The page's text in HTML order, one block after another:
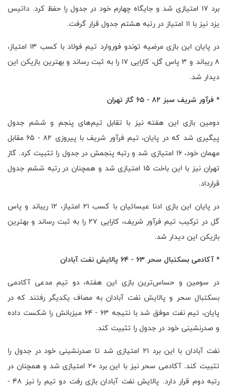
برد ۱۷ امتیازی شد و جایگاه چهارم خود در جدول را حفظ کرد. داتیس
یزد نیز با ۱۱ امتیاز در رتبه هشتم جدول قرار گرفت.
در پایان این بازی مرضیه توندو فوروارد تیم فولاد با کسب ۱۳ امتیاز،
۸ ریباند و ۳ پاس گل، کارایی ۱۷ را به ثبت رساند و بهترین بازیکن این
دیدار شد.
* فرآور شریف سبز ۸۲ - ۶۵ گاز تهران
دومین بازی این هفته نیز با تقابل تیم‌های پنجم و ششم جدول
پیگیری شد که در پایان، تیم فرآور شریف با پیروزی ۸۲ - ۶۵ مقابل
مهمان خود، ۱۶ امتیازی شد و رتبه پنجمش در جدول را تثبیت کرد. گاز
تهران نیز با این باخت ۱۵ امتیازی شد و همچنان در رتبه ششم جدول
قرارداد.
در پایان این بازی ادنا عیسائیان با کسب ۲۱ امتیاز، ۱۲ ریباند و پاس
گل در ترکیب تیم فرآور شریف، کارایی ۲۷ را به ثبت رساند و بهترین
بازیکن این دیدار شد.
* آکادمی بسکتبال سحر ۶۳ - ۶۴ پالایش نفت آبادان
در سومین و حساس‌ترین بازی این هفته، دو تیم مدعی آکادمی
بسکتبال سحر و پالایش نفت آبادان به مصاف یکدیگر رفتند که در
پایان، تیم نفت موفق شد با نتیجه ۶۳ - ۶۴ میزبانش را شکست داده
و صدرنشینی خود در جدول را تثبیت کند.
نفت آبادان با این برد ۲۱ امتیازی شد تا صدرنشینی خود در جدول را
تثبیت کند. آکادمی سحر نیز با این برد ۲۰ امتیازی شد و همچنان در
رتبه دوم قرار دارد. پالایش نفت آبادان بازی رفت دو تیم را نیز ۴۸ -